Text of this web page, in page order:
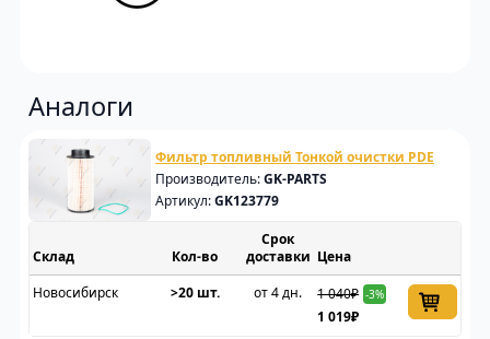
Аналоги
Фильтр топливный Тонкой очистки PDE
Производитель:GK-PARTS
Артикул:GK123779
Склад
Срок
доставки Цена
Новосибирск
>20 шт. от 4 дн. 1 040₽ -3%
1 019₽